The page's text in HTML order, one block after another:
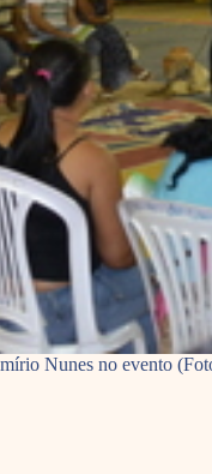
Nunes no evento